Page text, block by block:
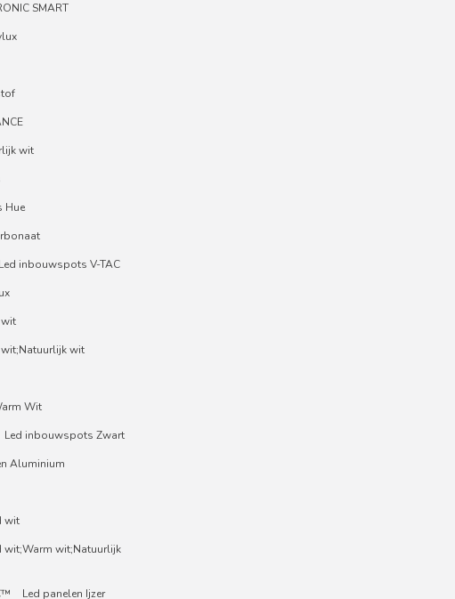
SMART
wit
Hue
Led inbouwspots V-TAC
wit
Wit
Led inbouwspots Zwart
Aluminium
wit
wit;Warm wit;Natuurlijk
Led panelen Ijzer